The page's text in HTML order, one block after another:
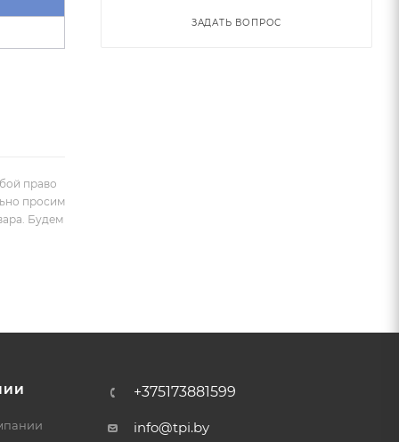
право
просим
Будем
ЗАДАТЬ ВОПРОС
+375173881599
info@tpi.by